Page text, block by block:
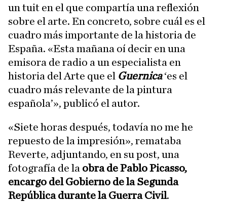
un tuit en el que compartía una reflexión
sobre el arte. En concreto, sobre cuál es el
cuadro más importante de la historia de
España. «Esta mañana oí decir en una
emisora de radio a un especialista en
historia del Arte que el Guernica‘es el
cuadro más relevante de la pintura
española’», publicó el autor.
«Siete horas después, todavía no me he
repuesto de la impresión», remataba
Reverte, adjuntando, en su post, una
fotografía de la obra de Pablo Picasso,
encargo del Gobierno de la Segunda
República durante la Guerra Civil.